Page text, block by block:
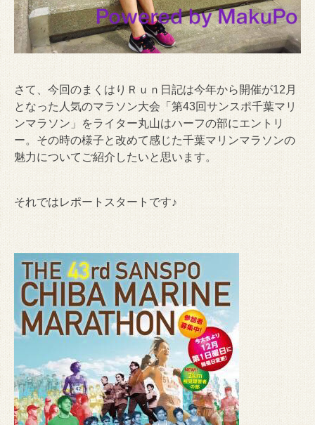
さて、今回のまくはりＲｕｎ日記は今年から開催が12月
となった人気のマラソン大会「第43回サンスポ千葉マリ
ンマラソン」をライター丸山はハーフの部にエントリ
ー。その時の様子と改めて感じた千葉マリンマラソンの
魅力についてご紹介したいと思います。
それではレポートスタートです♪